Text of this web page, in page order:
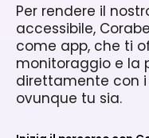
Per rendere il
accessibile,
come app, che ti
monitoraggio e la
direttamente con i
ovunque tu sia.